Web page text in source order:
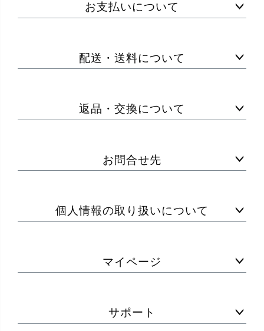
お支払いについて
配送・送料について
返品・交換について
お問合せ先
個人情報の取り扱いについて
マイページ
サポート